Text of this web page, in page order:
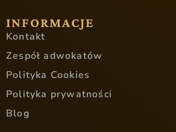
INFORMACJE
Kontakt
Zespół adwokatów
Polityka Cookies
Polityka prywatności
Blog